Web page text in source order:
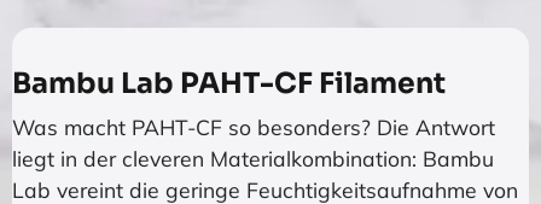
Bambu Lab PAHT-CF Filament
Was macht PAHT-CF so besonders? Die Antwort
liegt in der cleveren Materialkombination: Bambu
Lab vereint die geringe Feuchtigkeitsaufnahme von